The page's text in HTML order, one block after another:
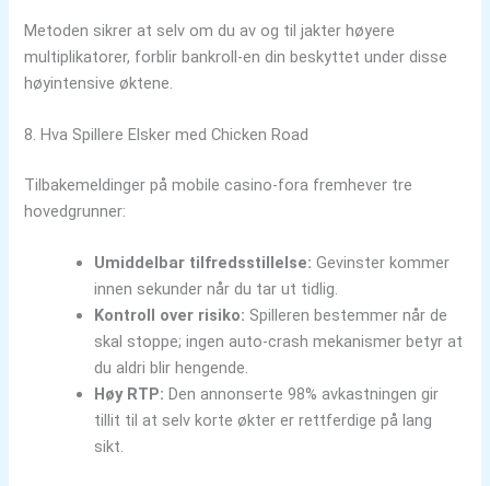
Metoden sikrer at selv om du av og til jakter høyere
multiplikatorer, forblir bankroll‑en din beskyttet under disse
høyintensive øktene.
8. Hva Spillere Elsker med Chicken Road
Tilbakemeldinger på mobile casino-fora fremhever tre
hovedgrunner:
Umiddelbar tilfredsstillelse: Gevinster kommer
innen sekunder når du tar ut tidlig.
Kontroll over risiko: Spilleren bestemmer når de
skal stoppe; ingen auto‑crash mekanismer betyr at
du aldri blir hengende.
Høy RTP: Den annonserte 98% avkastningen gir
tillit til at selv korte økter er rettferdige på lang
sikt.